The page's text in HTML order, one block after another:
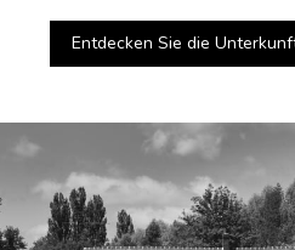
Entdecken Sie die